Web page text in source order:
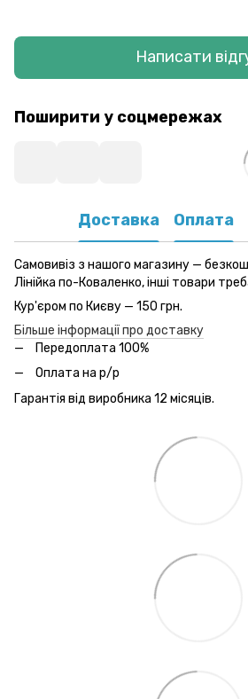
Написати
Поширити у соцмережах
Доставка Оплата
Самовивіз з нашого магазину —
Лінійка по-Коваленко, інші товари
Кур'єром по Києву — 150 грн.
Більше інформації про доставку
Передоплата 100%
Оплата на р/р
Гарантія від виробника 12 місяців.